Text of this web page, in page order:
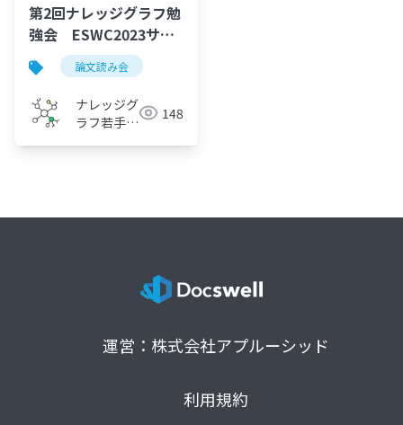
第2回ナレッジグラフ勉
強会 ESWC2023サー
ベイ会 論文読み会
ナレッジグ
ラフ若手の
148
運営：株式会社アプルーシッド
利用規約